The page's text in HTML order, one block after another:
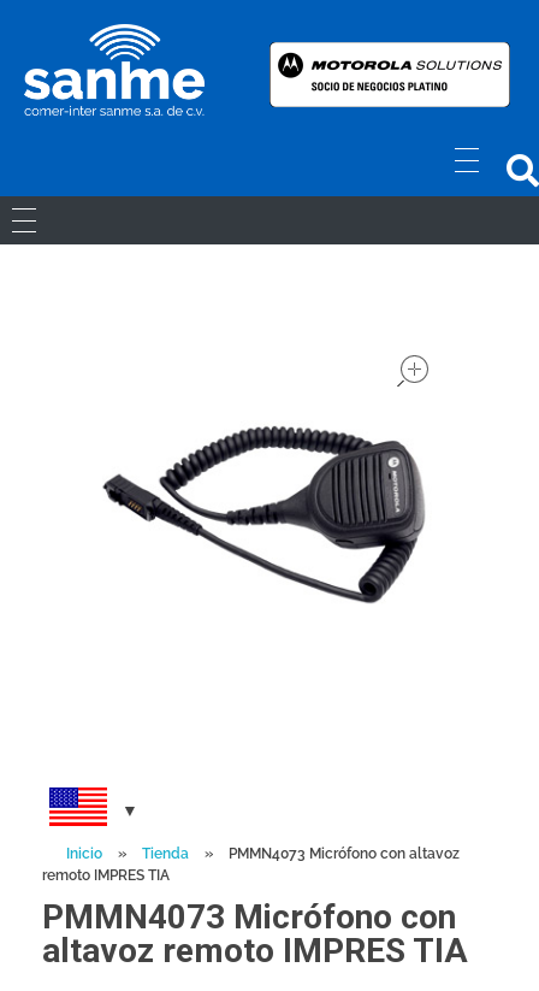
Portatiles Digital
REPETIDORES DIGITALES
ACCESORIOS
WAVE PTX
Inicio » Tienda »
PMMN4073 Micrófono con altavoz
remoto IMPRES TIA
PMMN4073 Micrófono con
altavoz remoto IMPRES TIA